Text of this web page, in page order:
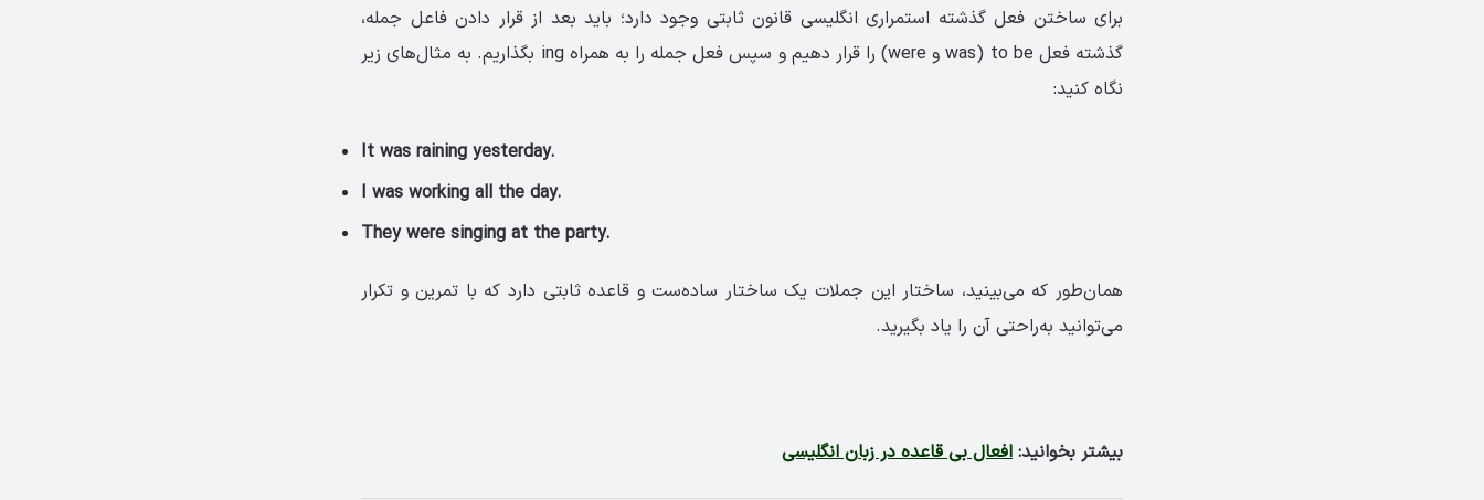
برای ساختن فعل گذشته استمراری انگلیسی قانون ثابتی وجود دارد؛ باید بعد از قرار دادن فاعل جمله،
گذشته فعل to be (was و were) را قرار دهیم و سپس فعل جمله را به همراه ing بگذاریم. به مثال‌های زیر
نگاه کنید:
It was raining yesterday.
I was working all the day.
They were singing at the party.
همان‌طور که می‌بینید، ساختار این جملات یک ساختار ساده‌ست و قاعده ثابتی دارد که با تمرین و تکرار
می‌توانید به‌راحتی آن را یاد بگیرید.
بیشتر بخوانید: افعال بی قاعده در زبان انگلیسی